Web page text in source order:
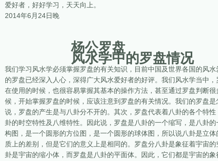
爱好者，好好学习，天天向上。
2014年6月24日晚
杨公罗盘
风水学中的罗盘情况
我们学习风水学必须掌握罗盘的有关知识，目前中国及世界各国的风
的罗盘已经深入人心，深得广大风水爱好者的好评。我们风水学当中
在使用的时候，也很容易掌握其基本的操作方法，甚至通过罗盘判断
候，开始掌握罗盘的时候，应该注意到罗盘的有关情况。我们的罗盘
说，罗盘的产生是与八卦分不开的。其次，罗盘代表着八卦的各个特
卦的时空特性及八维特性。因此说，罗盘是八卦的一个缩写，是八卦
构图，是一个圆形的方位图，是一个圆形的球体图，所以说八卦是立
质上的差别，但是它们的意义上是相同的。罗盘分八卦是象征着宇宙
卦是宇宙的缩小体，而罗盘是八卦的平面体。因此，它们都是宇宙的